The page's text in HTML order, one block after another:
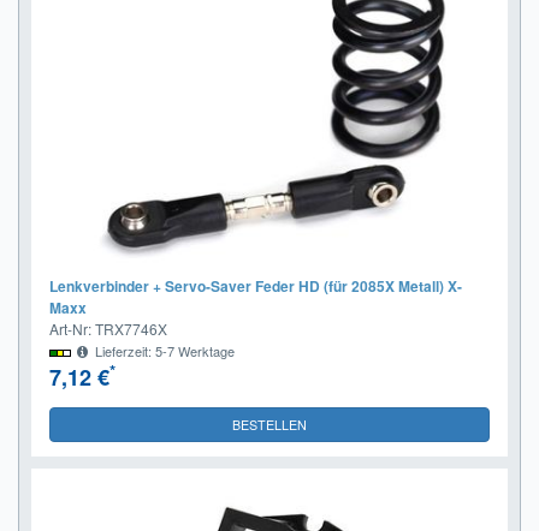
Lenkverbinder + Servo-Saver Feder HD (für 2085X Metall) X-
Maxx
Art-Nr: TRX7746X
Lieferzeit: 5-7 Werktage
7,12 €*
BESTELLEN